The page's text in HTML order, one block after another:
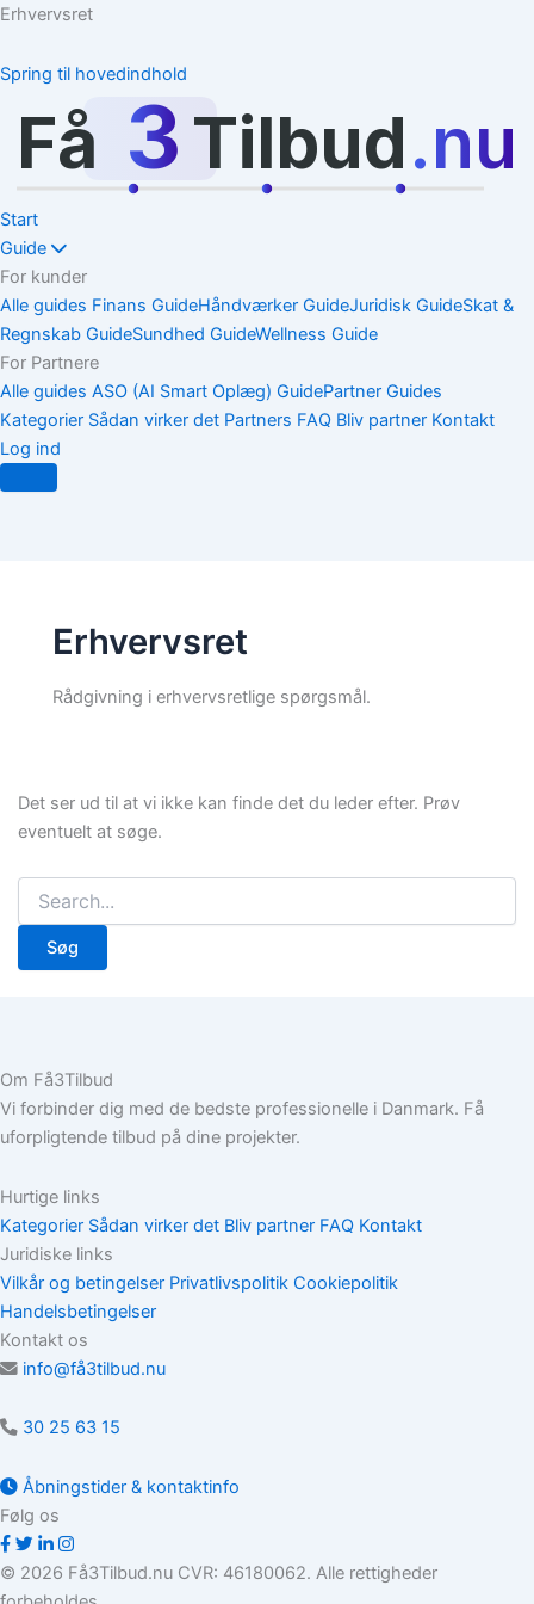
Erhvervsret
Spring til hovedindhold
Få 3Tilbud.nu
Start
Guide
For kunder
Alle guides Finans GuideHåndværker GuideJuridisk GuideSkat &
Regnskab GuideSundhed GuideWellness Guide
For Partnere
Alle guides ASO (AI Smart Oplæg) GuidePartner Guides
Kategorier Sådan virker det Partners FAQ Bliv partner Kontakt
Log ind
Erhvervsret
Rådgivning i erhvervsretlige spørgsmål.
Det ser ud til at vi ikke kan finde det du leder efter. Prøv
eventuelt at søge.
Søg
efter:
Om Få3Tilbud
Vi forbinder dig med de bedste professionelle i Danmark. Få
uforpligtende tilbud på dine projekter.
Hurtige links
Kategorier Sådan virker det Bliv partner FAQ Kontakt
Juridiske links
Vilkår og betingelser Privatlivspolitik Cookiepolitik
Handelsbetingelser
Kontakt os
info@få3tilbud.nu
30 25 63 15
Åbningstider & kontaktinfo
Følg os
© 2026 Få3Tilbud.nu CVR: 46180062. Alle rettigheder